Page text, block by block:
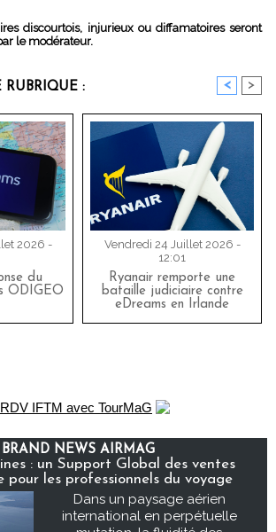
discourtois, injurieux ou diffamatoires seront
le modérateur.
: < >
2026 -
du
ODIGEO
Vendredi 24 Juillet 2026 -
12:01
Ryanair remporte une
bataille judiciaire contre
eDreams en Irlande
BRAND NEWS AIRMAG
: un Support Global des ventes
pour les professionnels du voyage
Dans un paysage aérien
international en perpétuelle